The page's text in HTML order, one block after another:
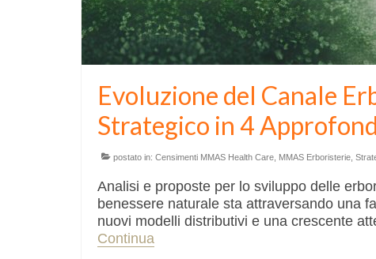
Evoluzione del Canale
Strategico in 4
postato in: Censimenti MMAS Health Care MMAS Erboristerie
Analisi e proposte per lo sviluppo delle
benessere naturale sta attraversando una
nuovi modelli distributivi e una crescente
Continua